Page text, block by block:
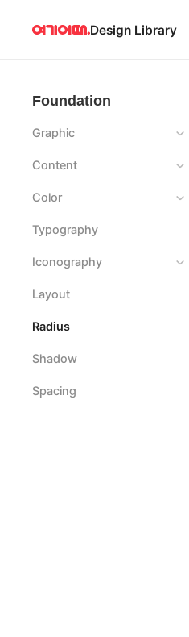
Design Library
Foundation
Graphic
Content
Color
Typography
Iconography
Layout
Radius
Shadow
Spacing